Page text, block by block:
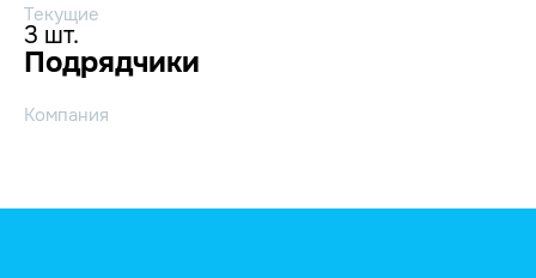
Текущие
3 шт.
Подрядчики
Компания